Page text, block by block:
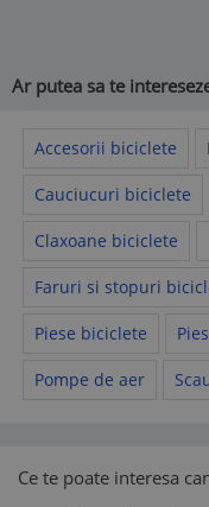
Ar putea sa te
Accesorii biciclete
Cauciucuri biciclete
Claxoane biciclete
Faruri si stopuri
Piese biciclete
Pompe de aer
Ce te poate interesa